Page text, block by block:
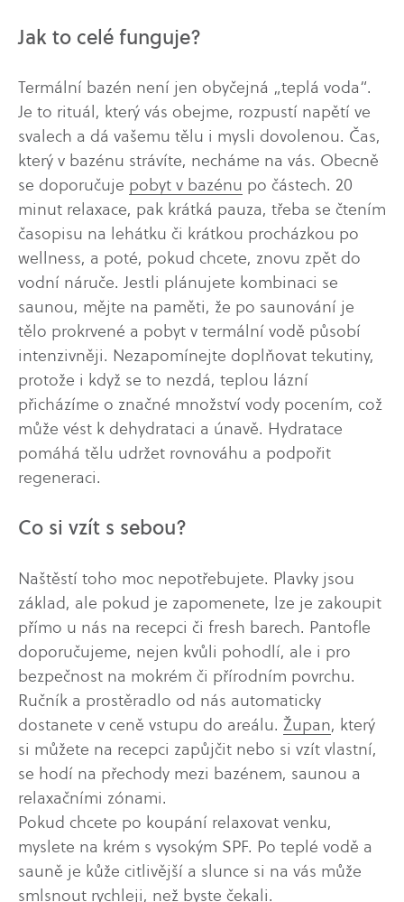
Jak to celé funguje?
Termální bazén není jen obyčejná „teplá voda“.
Je to rituál, který vás obejme, rozpustí napětí ve
svalech a dá vašemu tělu i mysli dovolenou. Čas,
který v bazénu strávíte, necháme na vás. Obecně
se doporučuje pobyt v bazénu po částech. 20
minut relaxace, pak krátká pauza, třeba se čtením
časopisu na lehátku či krátkou procházkou po
wellness, a poté, pokud chcete, znovu zpět do
vodní náruče. Jestli plánujete kombinaci se
saunou, mějte na paměti, že po saunování je
tělo prokrvené a pobyt v termální vodě působí
intenzivněji. Nezapomínejte doplňovat tekutiny,
protože i když se to nezdá, teplou lázní
přicházíme o značné množství vody pocením, což
může vést k dehydrataci a únavě. Hydratace
pomáhá tělu udržet rovnováhu a podpořit
regeneraci.
Co si vzít s sebou?
Naštěstí toho moc nepotřebujete. Plavky jsou
základ, ale pokud je zapomenete, lze je zakoupit
přímo u nás na recepci či fresh barech. Pantofle
doporučujeme, nejen kvůli pohodlí, ale i pro
bezpečnost na mokrém či přírodním povrchu.
Ručník a prostěradlo od nás automaticky
dostanete v ceně vstupu do areálu. Župan, který
si můžete na recepci zapůjčit nebo si vzít vlastní,
se hodí na přechody mezi bazénem, saunou a
relaxačními zónami.
Pokud chcete po koupání relaxovat venku,
myslete na krém s vysokým SPF. Po teplé vodě a
sauně je kůže citlivější a slunce si na vás může
smlsnout rychleji, než byste čekali.